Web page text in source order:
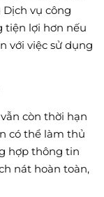
vụ công
tiện lợi hơn nếu
với việc sử dụng
còn thời hạn
có thể làm thủ
hợp thông tin
nát hoàn toàn,